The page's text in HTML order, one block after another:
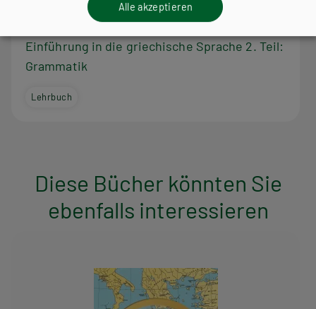
Einführung in die griechische Sprache 2. Teil:
Grammatik
Lehrbuch
Diese Bücher könnten Sie
ebenfalls interessieren
Alle akzeptieren